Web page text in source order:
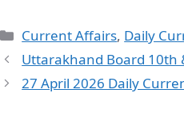
Current Affairs, Daily
Uttarakhand Board 10th
27 April 2026 Daily